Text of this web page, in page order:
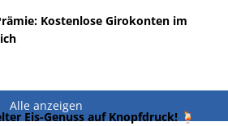
Kostenlose Girokonten im
Alle anzeigen
Eis-Genuss auf Knopfdruck! 🍹